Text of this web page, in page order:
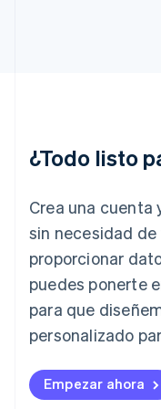
¿Todo listo
Crea una cuenta
sin necesidad
proporcionar
puedes ponerte
para que
personalizado
Empezar ahora
Hungría
English
Irlanda
Italia
ItalianoEnglish
Japón
English
Letonia
Liechtenstein
DeutschEnglish